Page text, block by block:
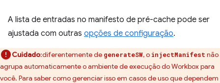
A lista de entradas no manifesto de pré-cache pode ser
ajustada com outras opções de configuração.
Cuidado:diferentemente de generateSW, o injectManifest não
agrupa automaticamente o ambiente de execução do Workbox para
você. Para saber como gerenciar isso em casos de uso que dependem